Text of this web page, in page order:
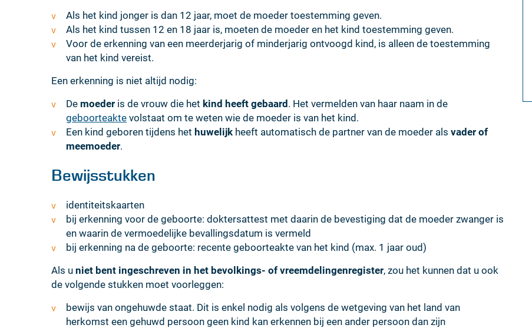
Als het kind jonger is dan 12 jaar, moet de moeder toestemming geven.
Als het kind tussen 12 en 18 jaar is, moeten de moeder en het kind toestemming geven.
Voor de erkenning van een meerderjarig of minderjarig ontvoogd kind, is alleen de toestemming
van het kind vereist.
Een erkenning is niet altijd nodig:
De moeder is de vrouw die het kind heeft gebaard . Het vermelden van haar naam in de
geboorteakte volstaat om te weten wie de moeder is van het kind.
Een kind geboren tijdens het huwelijk heeft automatisch de partner van de moeder als vader of
meemoeder.
Bewijsstukken
identiteitskaarten
bij erkenning voor de geboorte: doktersattest met daarin de bevestiging dat de moeder zwanger is
en waarin de vermoedelijke bevallingsdatum is vermeld
bij erkenning na de geboorte: recente geboorteakte van het kind (max. 1 jaar oud)
Als u niet bent ingeschreven in het bevolkings- of vreemdelingenregister, zou het kunnen dat u ook
de volgende stukken moet voorleggen:
bewijs van ongehuwde staat. Dit is enkel nodig als volgens de wetgeving van het land van
herkomst een gehuwd persoon geen kind kan erkennen bij een ander persoon dan zijn